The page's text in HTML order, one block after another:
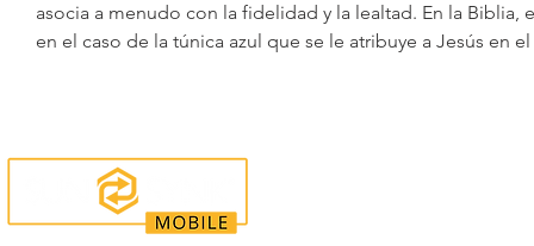
asocia a menudo con la fidelidad y la lealtad. En la
en el caso de la túnica azul que se le atribuye a Jesús en